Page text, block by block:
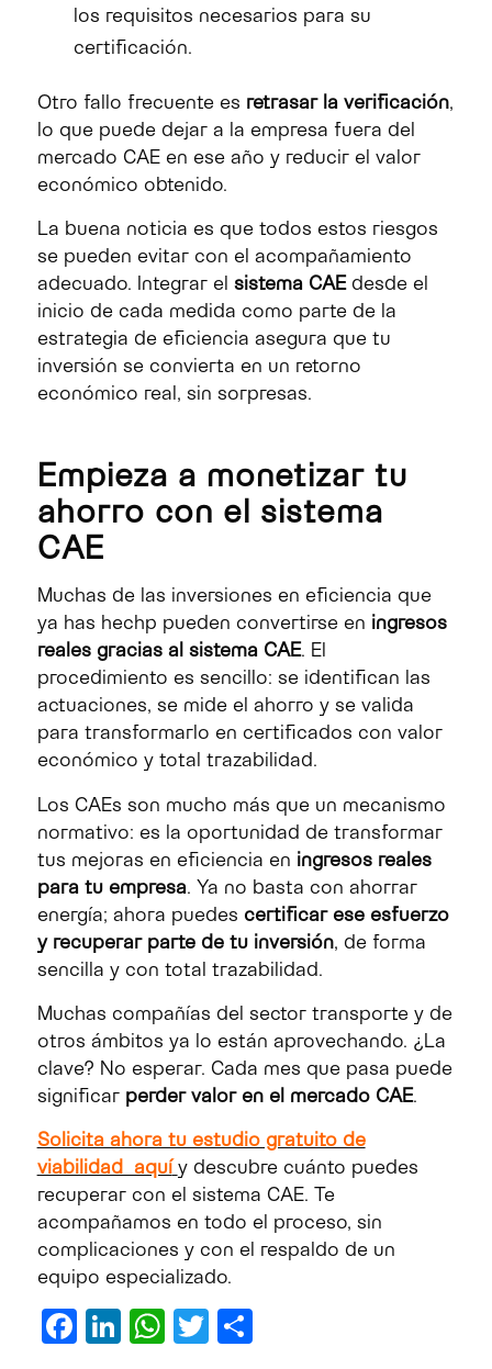
los requisitos necesarios para su
certificación.
Otro fallo frecuente es retrasar la verificación,
lo que puede dejar a la empresa fuera del
mercado CAE en ese año y reducir el valor
económico obtenido.
La buena noticia es que todos estos riesgos
se pueden evitar con el acompañamiento
adecuado. Integrar el sistema CAEdesde el
inicio de cada medida como parte de la
estrategia de eficiencia asegura que tu
inversión se convierta en un retorno
económico real, sin sorpresas.
Empieza a monetizar tu
ahorro con el sistema
CAE
Muchas de las inversiones en eficiencia que
ya has hechp pueden convertirse en ingresos
reales gracias al sistema CAE. El
procedimiento es sencillo: se identifican las
actuaciones, se mide el ahorro y se valida
para transformarlo en certificados con valor
económico y total trazabilidad.
Los CAEs son mucho más que un mecanismo
normativo: es la oportunidad de transformar
tus mejoras en eficiencia en ingresos reales
para tu empresa. Ya no basta con ahorrar
energía; ahora puedes certificar ese esfuerzo
y recuperar parte de tu inversión, de forma
sencilla y con total trazabilidad.
Muchas compañías del sector transporte y de
otros ámbitos ya lo están aprovechando. ¿La
clave? No esperar. Cada mes que pasa puede
significar perder valor en el mercado CAE.
Solicita ahora tu estudio gratuito de
viabilidad aquí y descubre cuánto puedes
recuperar con el sistema CAE. Te
acompañamos en todo el proceso, sin
complicaciones y con el respaldo de un
equipo especializado.
Facebook
LinkedIn
WhatsApp
TwitterCompartir